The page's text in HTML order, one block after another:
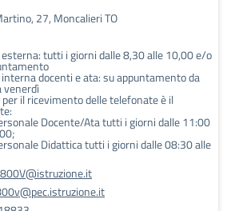
27, Moncalieri TO
tutti i giorni dalle 8,30 alle 10,00 e/o
docenti e ata: su appuntamento da
venerdì
per il ricevimento delle telefonate è il
Docente/Ata tutti i giorni dalle 11:00
Didattica tutti i giorni dalle 08:30 alle